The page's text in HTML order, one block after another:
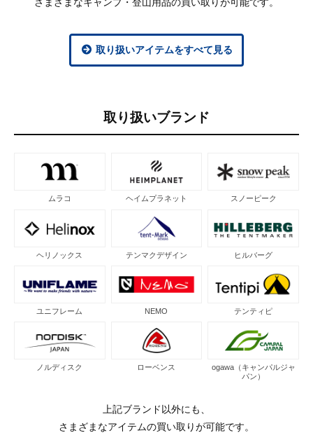
さまざまなキャンプ・登山用品の買い取りが可能です。
取り扱いアイテムをすべて見る
取り扱いブランド
ムラコ ヘイムプラネット スノーピーク
ヘリノックス テンマクデザイン ヒルバーグ
ユニフレーム NEMO テンティピ
ノルディスク ローベンス
ogawa（キャンパルジャ
パン）
上記ブランド以外にも、
さまざまなアイテムの買い取りが可能です。